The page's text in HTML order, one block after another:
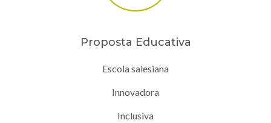
Proposta Educativa
Escola salesiana
Innovadora
Inclusiva